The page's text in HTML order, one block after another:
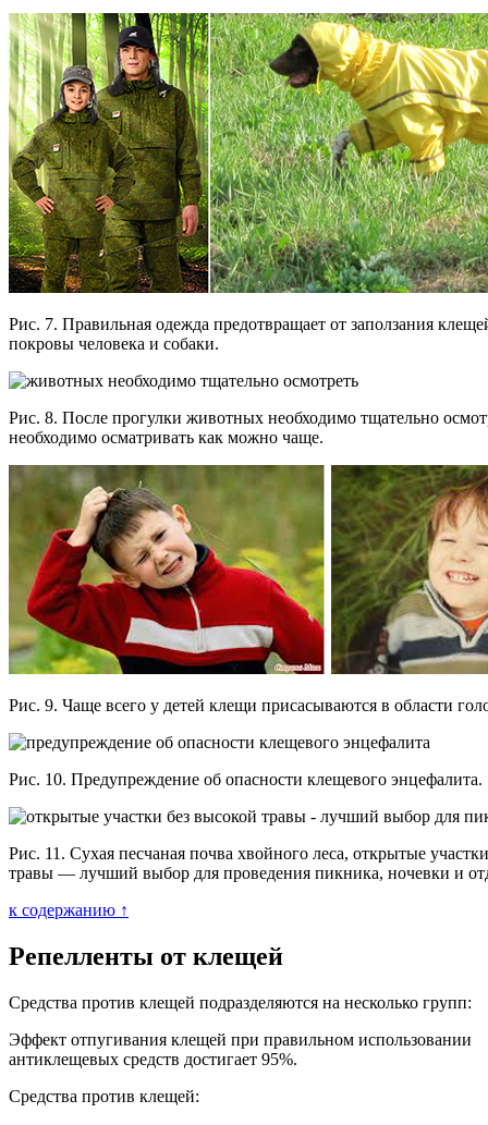
Рис. 7. Правильная одежда предотвращает от заползания
покровы человека и собаки.
Рис. 8. После прогулки животных необходимо тщательно
необходимо осматривать как можно чаще.
Рис. 9. Чаще всего у детей клещи присасываются в области
Рис. 10. Предупреждение об опасности клещевого энцефалита.
Рис. 11. Сухая песчаная почва хвойного леса, открытые
травы — лучший выбор для проведения пикника, ночевки и
к содержанию ↑
Репелленты от клещей
Средства против клещей подразделяются на несколько групп:
Эффект отпугивания клещей при правильном использовании
антиклещевых средств достигает 95%.
Средства против клещей: